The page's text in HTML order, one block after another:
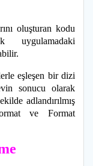
oluşturan kodu
uygulamadaki
eşleşen bir dizi
sonucu olarak
adlandırılmış
ve Format